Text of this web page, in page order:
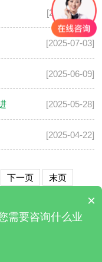
[2025-11-25]
[2025-07-03]
[2025-06-09]
[2025-05-28]
[2025-04-22]
下一页 末页
×
需要咨询什么业